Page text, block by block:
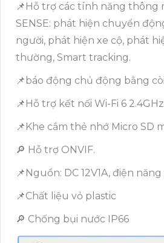
📌Hỗ trợ các tính năng thông
SENSE: phát hiện chuyển
người, phát hiện xe cộ, phát
thường, Smart tracking.
📌báo động chủ động bằng
📌Hỗ trợ kết nối Wi-Fi 6
📌Khe cắm thẻ nhớ Micro SD
🔎 Hỗ trợ ONVIF.
📌Nguồn: DC 12V1A, điện
📌Chất liệu vỏ plastic
🔎 Chống bụi nước IP66